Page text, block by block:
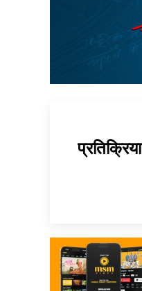
प्रतिक्रिया